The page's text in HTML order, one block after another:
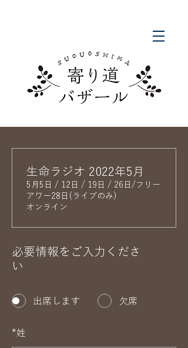
必要情報をご入力くださ
い
出席します 欠席
*姓
生命ラジオ 2022年5月
5月5日 / 12日 / 19日 / 26日/フリー
アワー28日(ライブのみ)
オンライン